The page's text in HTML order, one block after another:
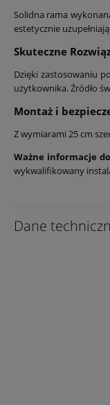
Solidna rama
estetycznie
Skuteczne
Dzięki zastosowaniu
użytkownika. Źródło
Montaż i
Z wymiarami 25 cm
Ważne informacje
wykwalifikowany
Dane